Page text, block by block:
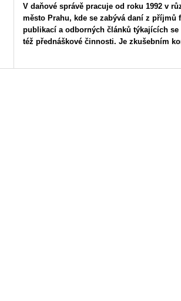
V daňové správě pracuje od roku 1992 v
město Prahu, kde se zabývá daní z
publikací a odborných článků týkajících
též přednáškové činnosti. Je zkušebním